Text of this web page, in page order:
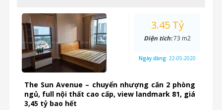
The Sun Avenue – chuyển nhượng căn 2 phòng
ngủ, full nội thất cao cấp, view landmark 81, giá
3,45 tỷ bao hết
3.45 Tỷ
Diện tích:73 m2
Ngày đăng: 22-05-2020